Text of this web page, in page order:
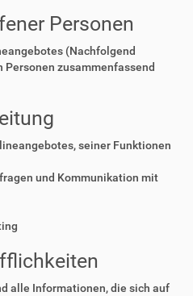
Personen
(Nachfolgend
zusammenfassend
seiner Funktionen
und Kommunikation mit
alle Informationen, die sich auf